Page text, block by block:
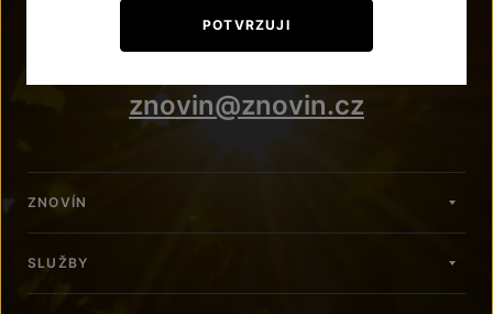
+420 515 266 620
znovin@znovin.cz
ZNOVÍN
SLUŽBY
POTVRZUJI